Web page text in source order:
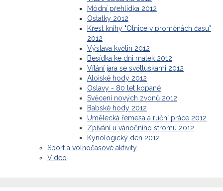
Módní přehlídka 2012
Ostatky 2012
Křest knihy "Otnice v proměnách času"
2012
Výstava květin 2012
Besídka ke dni matek 2012
Vítání jara se světluškami 2012
Aloiské hody 2012
Oslavy - 80 let kopané
Svěcení nových zvonů 2012
Babské hody 2012
Umělecká řemesa a ruční práce 2012
Zpívání u vánočního stromu 2012
Kynologický den 2012
Sport a volnočasové aktivity
Video